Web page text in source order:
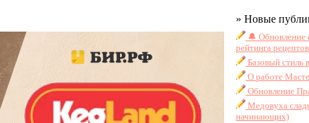
» Новые
🔔 Обновление
рейтинга рецептов
Базовый стиль
О работе
Обновление
Медовуха
начинающих)